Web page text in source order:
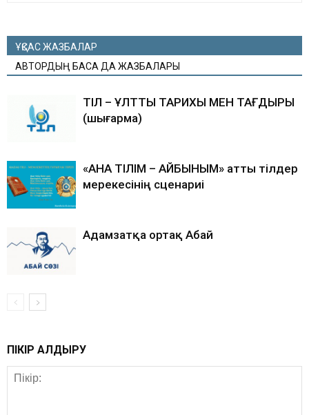
ҰҚСАС ЖАЗБАЛАР
АВТОРДЫҢ БАСҚА ДА ЖАЗБАЛАРЫ
ТІЛ – ҰЛТТЫҢ ТАРИХЫ МЕН ТАҒДЫРЫ
(шығарма)
«АНА ТІЛІМ – АЙБЫНЫМ» атты тілдер
мерекесінің сценариі
Адамзатқа ортақ Абай
ПІКІР ҚАЛДЫРУ